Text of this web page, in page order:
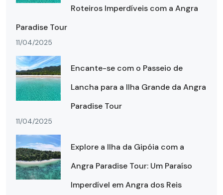
Roteiros Imperdíveis com a Angra
Paradise Tour
11/04/2025
Encante-se com o Passeio de
Lancha para a Ilha Grande da Angra
Paradise Tour
11/04/2025
Explore a Ilha da Gipóia com a
Angra Paradise Tour: Um Paraíso
Imperdível em Angra dos Reis